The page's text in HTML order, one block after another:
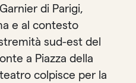
di Parigi,
e al contesto
sud-est del
a Piazza della
colpisce per la